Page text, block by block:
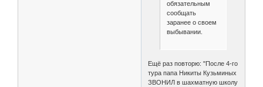
обязательным
сообщать
заранее о своем
выбывании.
Ещё раз повторю: "После 4-го
тура папа Никиты Кузьминых
ЗВОНИЛ в шахматную школу